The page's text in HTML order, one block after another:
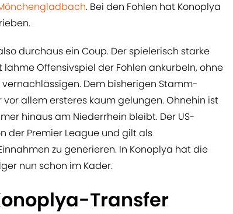
. Bei den Fohlen hat Konoplya
durchaus ein Coup. Der spielerisch starke
Offensivspiel der Fohlen ankurbeln, ohne
Dem bisherigen Stamm-
allem ersteres kaum gelungen. Ohnehin ist
hinaus am Niederrhein bleibt. Der US-
der Premier League und gilt als
zu generieren. In Konoplya hat die
nun schon im Kader.
Transfer